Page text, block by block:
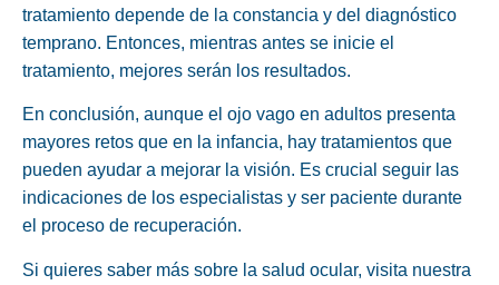
tratamiento depende de la constancia y del diagnóstico
temprano. Entonces, mientras antes se inicie el
tratamiento, mejores serán los resultados.
En conclusión, aunque el ojo vago en adultos presenta
mayores retos que en la infancia, hay tratamientos que
pueden ayudar a mejorar la visión. Es crucial seguir las
indicaciones de los especialistas y ser paciente durante
el proceso de recuperación.
Si quieres saber más sobre la salud ocular, visita nuestra